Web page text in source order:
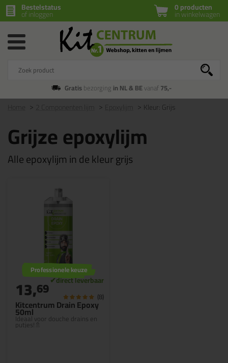
0 producten
in winkelwagen
Bestelstatus
of inloggen
Gratisbezorging in NL & BEvanaf75,-
2 Componenten lijm Kleur: Grijs
Grijze epoxylijm
Alle epoxylijm in de kleur grijs
Kitcentrum Drain Epoxy
50ml
Ideaal voor douche drains en
putjes!🚿
Professionele keuze
13,69 (8)